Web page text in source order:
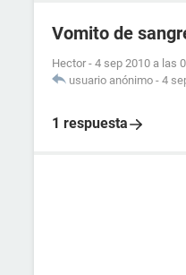
Vomito de
Hector - 4 sep 2010 a las
usuario anónimo - 4
1 respuesta